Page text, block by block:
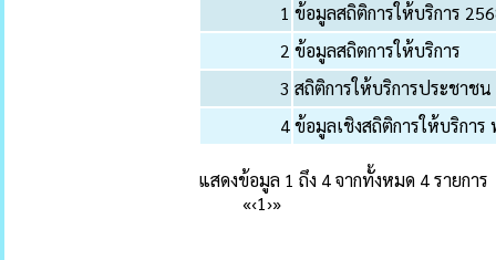
1 ข้อมูลสถิติการให้บริการ
2 ข้อมูลสถิตการให้บริการ
3 สถิติการให้บริการประชา
4ข้อมูลเชิงสถิติการให้บริการ
แสดงข้อมูล 1 ถึง 4 จากทั้งหมด 4 รายการ
«‹1›»